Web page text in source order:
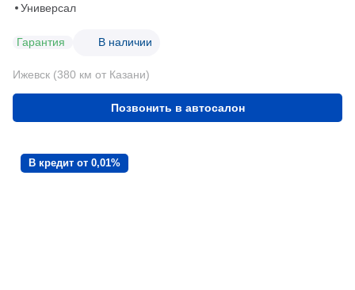
Универсал
Гарантия В наличии
Ижевск (380 км от Казани)
Позвонить в автосалон
В кредит от 0,01%